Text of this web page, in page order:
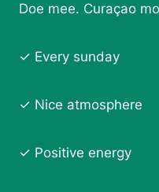
Doe mee. Curaçao
✓ Every sunday
✓ Nice atmosphere
✓ Positive energy